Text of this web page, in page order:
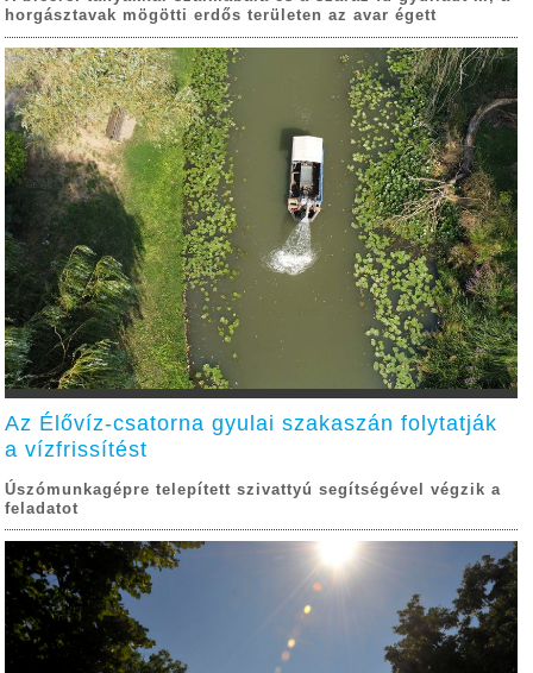
horgásztavak mögötti erdős területen az avar égett
Az Élővíz-csatorna gyulai szakaszán folytatják
a vízfrissítést
Úszómunkagépre telepített szivattyú segítségével végzik a
feladatot